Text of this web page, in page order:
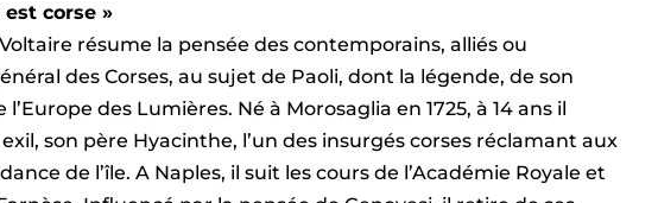
est corse »
résume la pensée des contemporains, alliés ou
des Corses, au sujet de Paoli, dont la légende, de son
des Lumières. Né à Morosaglia en 1725, à 14 ans il
son père Hyacinthe, l’un des insurgés corses réclamant aux
de l’île. A Naples, il suit les cours de l’Académie Royale et